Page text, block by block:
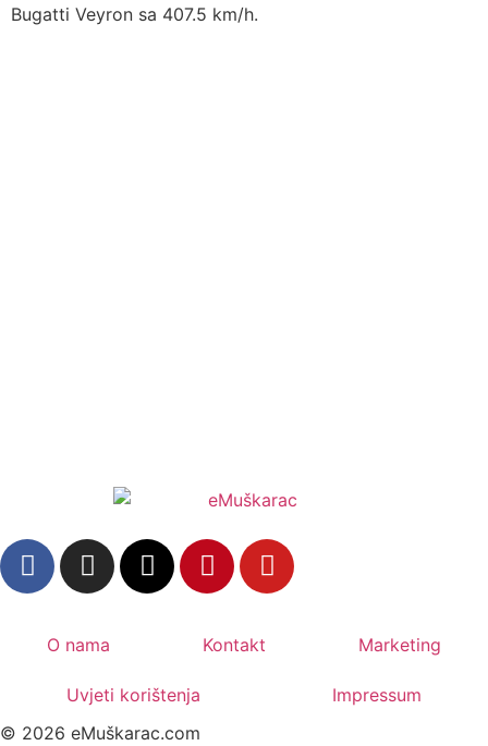
Bugatti Veyron sa 407.5 km/h.
O nama Kontakt Marketing
Uvjeti korištenja
Impressum
© 2026 eMuškarac.com